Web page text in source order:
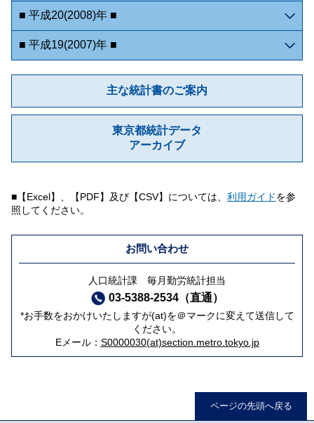
■ 平成20(2008)年 ■
■ 平成19(2007)年 ■
主な統計書のご案内
東京都統計データ
アーカイブ
■【Excel】、【PDF】及び【CSV】については、 利用ガイドを参
照してください。
お問い合わせ
人口統計課 毎月勤労統計担当
03-5388-2534（直通）
*お手数をおかけいたしますが(at)を＠マークに変えて送信して
ください。
Eメール： S0000030(at)section.metro.tokyo.jp
ページの先頭へ戻る